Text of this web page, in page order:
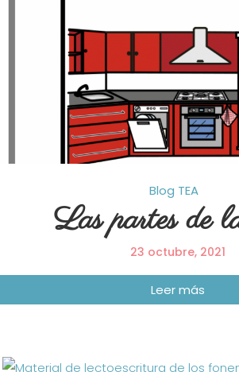
Blog TEA
Las partes de
23 octubre, 2021